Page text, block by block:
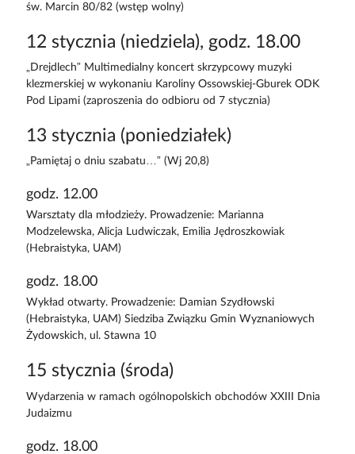
św. Marcin 80/82 (wstęp wolny)
12 stycznia (niedziela), godz. 18.00
„Drejdlech” Multimedialny koncert skrzypcowy muzyki
klezmerskiej w wykonaniu Karoliny Ossowskiej-Gburek ODK
Pod Lipami (zaproszenia do odbioru od 7 stycznia)
13 stycznia (poniedziałek)
„Pamiętaj o dniu szabatu…” (Wj 20,8)
godz. 12.00
Warsztaty dla młodzieży. Prowadzenie: Marianna
Modzelewska, Alicja Ludwiczak, Emilia Jędroszkowiak
(Hebraistyka, UAM)
godz. 18.00
Wykład otwarty. Prowadzenie: Damian Szydłowski
(Hebraistyka, UAM) Siedziba Związku Gmin Wyznaniowych
Żydowskich, ul. Stawna 10
15 stycznia (środa)
Wydarzenia w ramach ogólnopolskich obchodów XXIII Dnia
Judaizmu
godz. 18.00